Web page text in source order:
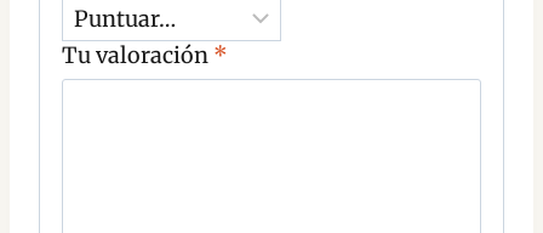
Tu valoración *
C